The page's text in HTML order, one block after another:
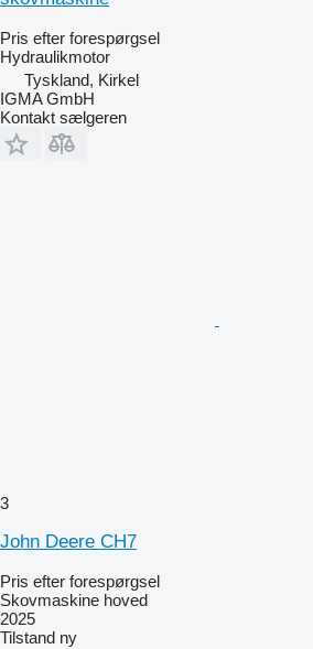
Pris efter forespørgsel
Hydraulikmotor
Tyskland, Kirkel
IGMA GmbH
Kontakt sælgeren
3
John Deere CH7
Pris efter forespørgsel
Skovmaskine hoved
2025
Tilstand ny